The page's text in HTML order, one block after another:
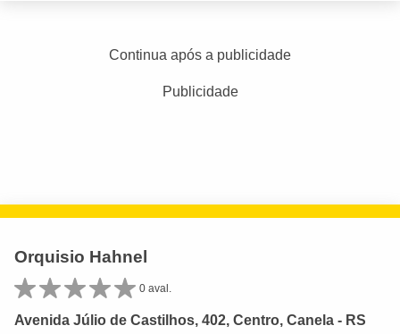
Continua após a publicidade
Publicidade
Orquisio Hahnel
0 aval.
Avenida Júlio de Castilhos, 402, Centro, Canela - RS